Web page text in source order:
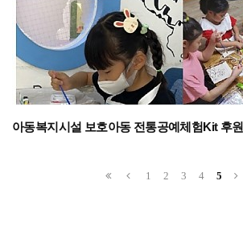
아동복지시설 보호아동 전통공예체험Kit 후원
1 2 3 4 5